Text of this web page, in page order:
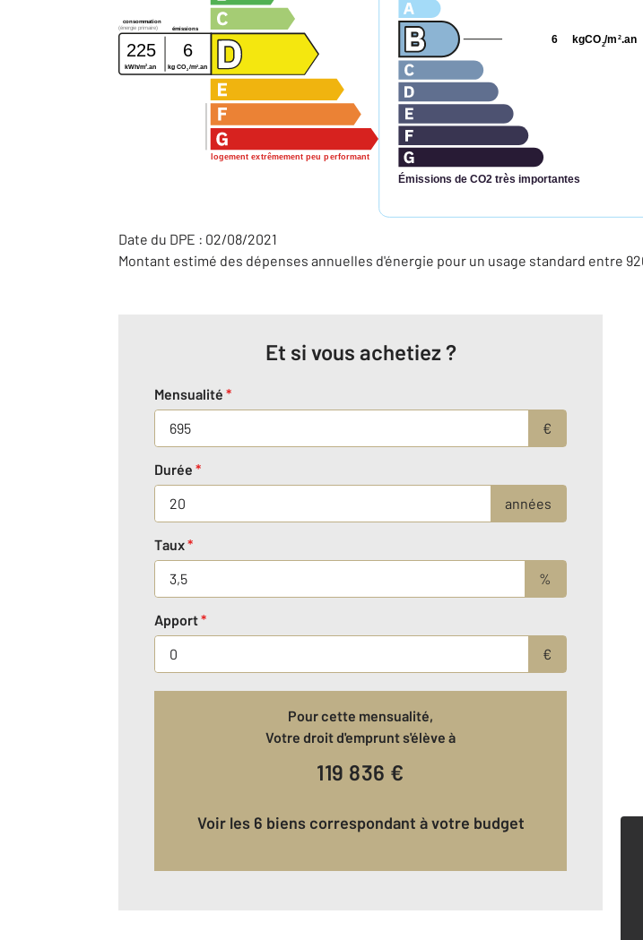
logement extrêmement peu performant
consommation
émissions
(énergie primaire)
225 6
kWh/m2 .an kg CO2 /m2 .an
Émissions de CO2 très importantes
kgCO2/m 2.an
6
Date du DPE : 02/08/2021
Montant estimé des dépenses annuelles d'énergie pour un usage standard entre
Et si vous achetiez ?
Mensualité *
€
Durée *
années
Taux*
%
Apport*
€
Pour cette mensualité,
Votre droit d'emprunt s'élève à
119 836 €
Voir les 6 biens correspondant à votre budget